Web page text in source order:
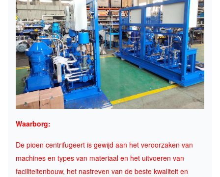
Waarborg:
De pioen centrifugeert is gewijd aan het veroorzaken van
machines en types van materiaal en het uitvoeren van
faciliteitenbouw, het nastreven van de beste kwaliteit en